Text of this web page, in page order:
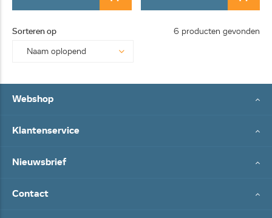
Sorteren op 6 producten gevonden
Webshop
Klantenservice
Nieuwsbrief
Contact